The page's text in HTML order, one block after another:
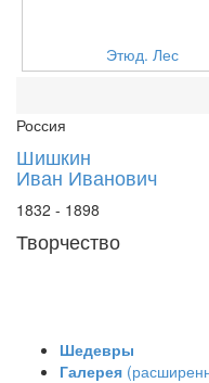
Этюд. Лес
Россия
Шишкин
Иван Иванович
1832 - 1898
Творчество
Шедевры
Галерея